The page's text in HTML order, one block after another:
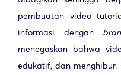
pembuatan video
informasi dengan
menegaskan bahwa
edukatif, dan